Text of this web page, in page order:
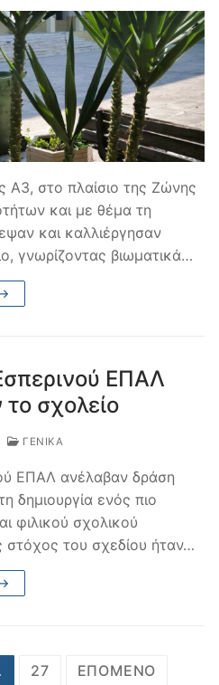
Α3, στο πλαίσιο της Ζώνης
και με θέμα τη
και καλλιέργησαν
γνωρίζοντας βιωματικά…
ΕΠΑΛ
σχολείο
ΓΕΝΙΚΆ
ΕΠΑΛ ανέλαβαν δράση
δημιουργία ενός πιο
φιλικού σχολικού
στόχος του σχεδίου ήταν…
27 ΕΠΌΜΕΝΟ